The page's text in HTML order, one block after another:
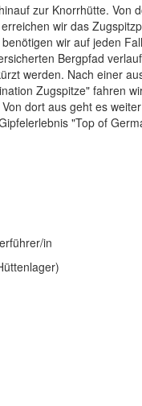
zur Knorrhütte. Von
wir das
wir auf jeden
Bergpfad
werden. Nach einer
Zugspitze" fahren
dort aus geht es
"Top of
in